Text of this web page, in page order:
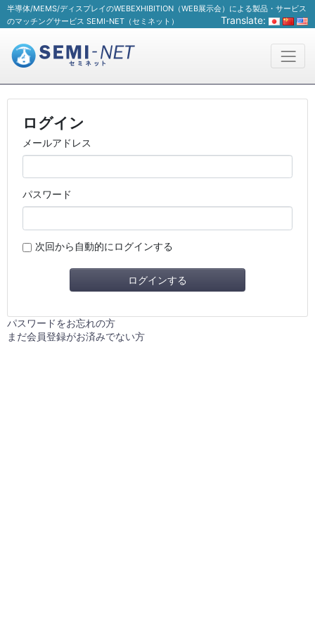
半導体/MEMS/ディスプレイのWEBEXHIBITION（WEB展示会）による製品・サービス
のマッチングサービス SEMI-NET（セミネット）
Translate:
ログイン
メールアドレス
パスワード
次回から自動的にログインする
ログインする
パスワードをお忘れの方
まだ会員登録がお済みでない方